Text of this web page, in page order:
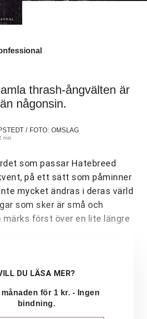
thrash-ångvälten är
någonsin.
/ FOTO: OMSLAG
min
som passar Hatebreed
på ett sätt som påminner
mycket ändras i deras värld
som sker är små och
märks först över en lite längre
DU LÄSA MER?
för 1 kr. - Ingen
bindning.